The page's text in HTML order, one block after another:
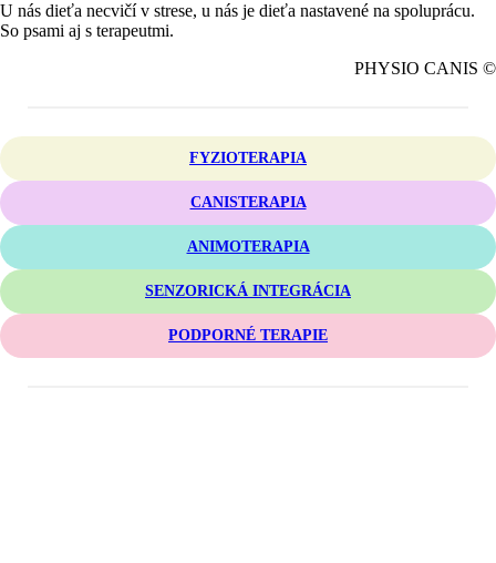
U nás dieťa necvičí v strese, u nás je dieťa nastavené na spoluprácu.
So psami aj s terapeutmi.
PHYSIO CANIS ©
FYZIOTERAPIA
CANISTERAPIA
ANIMOTERAPIA
SENZORICKÁ INTEGRÁCIA
PODPORNÉ TERAPIE